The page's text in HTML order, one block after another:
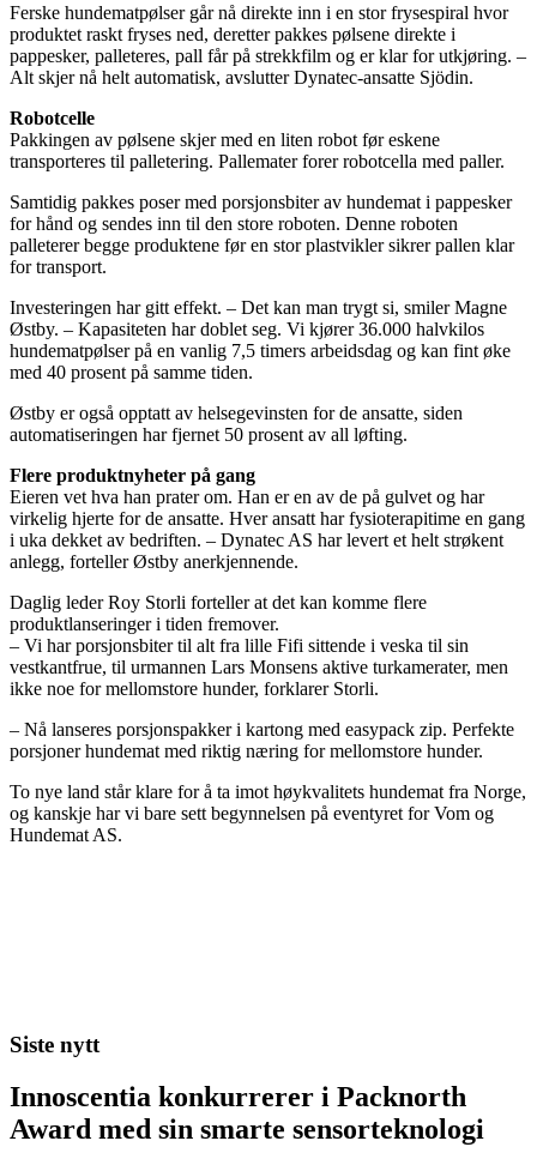
Ferske hundematpølser går nå direkte inn i en stor frysespiral hvor
produktet raskt fryses ned, deretter pakkes pølsene direkte i
pappesker, palleteres, pall får på strekkfilm og er klar for utkjøring. –
Alt skjer nå helt automatisk, avslutter Dynatec-ansatte Sjödin.
Robotcelle
Pakkingen av pølsene skjer med en liten robot før eskene
transporteres til palletering. Pallemater forer robotcella med paller.
Samtidig pakkes poser med porsjonsbiter av hundemat i pappesker
for hånd og sendes inn til den store roboten. Denne roboten
palleterer begge produktene før en stor plastvikler sikrer pallen klar
for transport.
Investeringen har gitt effekt. – Det kan man trygt si, smiler Magne
Østby. – Kapasiteten har doblet seg. Vi kjører 36.000 halvkilos
hundematpølser på en vanlig 7,5 timers arbeidsdag og kan fint øke
med 40 prosent på samme tiden.
Østby er også opptatt av helsegevinsten for de ansatte, siden
automatiseringen har fjernet 50 prosent av all løfting.
Flere produktnyheter på gang
Eieren vet hva han prater om. Han er en av de på gulvet og har
virkelig hjerte for de ansatte. Hver ansatt har fysioterapitime en gang
i uka dekket av bedriften. – Dynatec AS har levert et helt strøkent
anlegg, forteller Østby anerkjennende.
Daglig leder Roy Storli forteller at det kan komme flere
produktlanseringer i tiden fremover.
– Vi har porsjonsbiter til alt fra lille Fifi sittende i veska til sin
vestkantfrue, til urmannen Lars Monsens aktive turkamerater, men
ikke noe for mellomstore hunder, forklarer Storli.
– Nå lanseres porsjonspakker i kartong med easypack zip. Perfekte
porsjoner hundemat med riktig næring for mellomstore hunder.
To nye land står klare for å ta imot høykvalitets hundemat fra Norge,
og kanskje har vi bare sett begynnelsen på eventyret for Vom og
Hundemat AS.
Siste nytt
Innoscentia konkurrerer i Packnorth
Award med sin smarte sensorteknologi